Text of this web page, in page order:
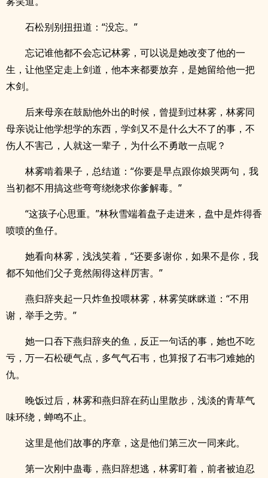
石松别别扭扭道：“没忘。”
忘记谁他都不会忘记林雾，可以说是她改变了他的一
生，让他坚定走上剑道，他本来都要放弃，是她留给他一把
木剑。
后来母亲在鼓励他外出的时候，曾提到过林雾，林雾同
母亲说让他学想学的东西，学剑又不是什么大不了的事，不
伤人不害己，人就这一辈子，为什么不勇敢一点呢？
林雾啃着果子，总结道：“你要是早点跟你娘哭两句，我
当初都不用搞这些弯弯绕绕求你爹解毒。”
“这孩子心思重。”林秋雪端着盘子走进来，盘中是炸得香
喷喷的鱼仔。
她看向林雾，浅浅笑着，“还要多谢你，如果不是你，我
都不知他们父子竟然闹得这样厉害。”
燕归辞夹起一只炸鱼投喂林雾，林雾笑眯眯道：“不用
谢，举手之劳。”
她一口吞下燕归辞夹的鱼，反正一句话的事，她也不吃
亏，万一石松硬气点，多气气石韦，也算报了石韦刁难她的
仇。
晚饭过后，林雾和燕归辞在药山里散步，浅淡的青草气
味环绕，蝉鸣不止。
这里是他们故事的序章，这是他们第三次一同来此。
第一次刚中蛊毒，燕归辞想逃，林雾盯着，前者被迫忍